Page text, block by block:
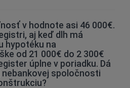
v hodnote asi 46 000€.
aj keď dlh má
hypotéku na
od 21 000€ do 2 300€
úplne v poriadku. Dá
nebankovej spoločnosti